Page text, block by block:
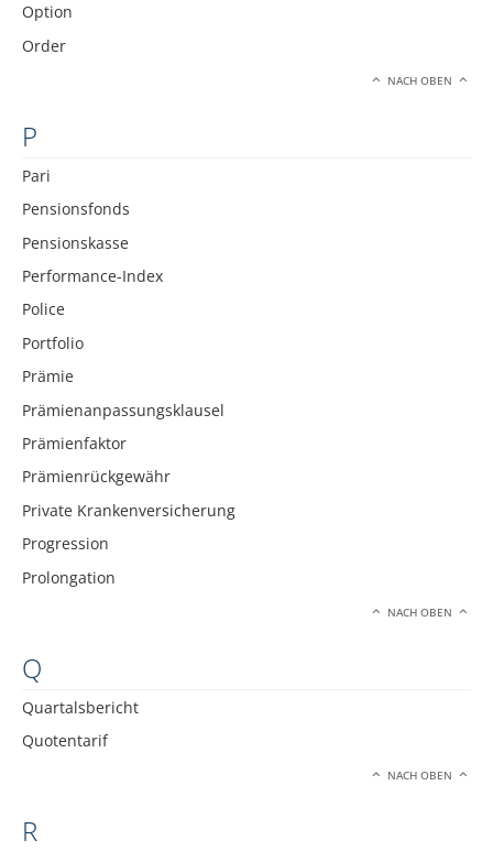
Option
Order
NACH OBEN
P
Pari
Pensionsfonds
Pensionskasse
Performance-Index
Police
Portfolio
Prämie
Prämienanpassungsklausel
Prämienfaktor
Prämienrückgewähr
Private Krankenversicherung
Progression
Prolongation
NACH OBEN
Q
Quartalsbericht
Quotentarif
NACH OBEN
R